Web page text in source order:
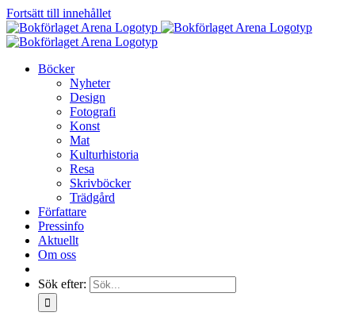
Fortsätt till innehållet
Böcker
Nyheter
Design
Fotografi
Konst
Mat
Kulturhistoria
Resa
Skrivböcker
Trädgård
Författare
Pressinfo
Aktuellt
Om oss
Sök efter: